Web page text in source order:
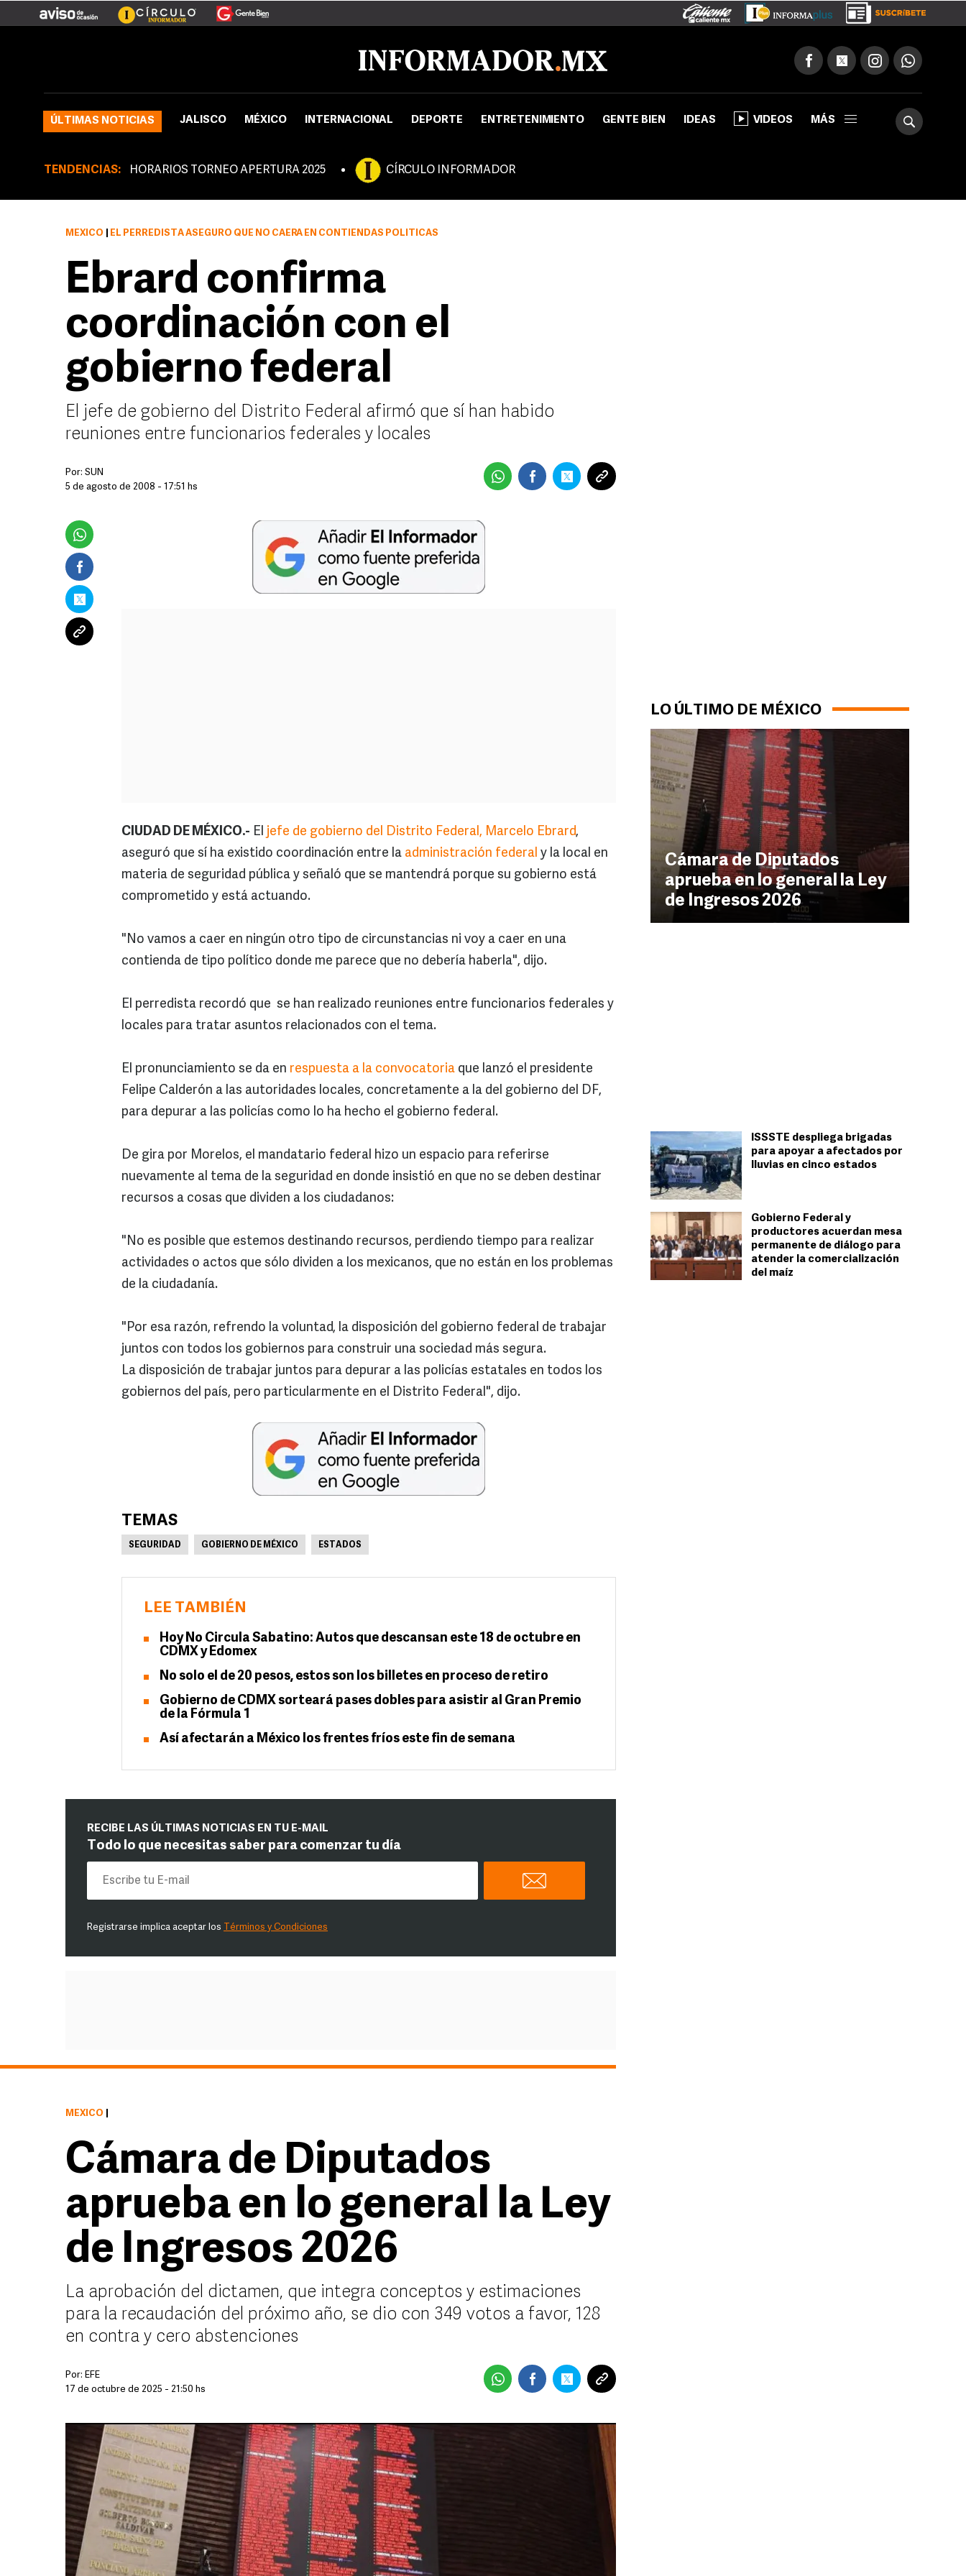
ÚLTIMAS NOTICIAS JALISCO MÉXICO INTERNACIONAL DEPORTE ENTRETENIMIENTO GENTE BIEN IDEAS VIDEOS MÁS
TENDENCIAS: HORARIOS TORNEO APERTURA 2025 CÍRCULO INFORMADOR
LO ÚLTIMO DE MÉXICO
Cámara de Diputados
aprueba en lo general la Ley
de Ingresos 2026
ISSSTE despliega brigadas
para apoyar a afectados por
lluvias en cinco estados
Gobierno Federal y
productores acuerdan mesa
permanente de diálogo para
atender la comercialización
del maíz
MÉXICO EL PERREDISTA ASEGURÓ QUE NO CAERÁ EN CONTIENDAS POLÍTICAS
Ebrard confirma
coordinación con el
gobierno federal
El jefe de gobierno del Distrito Federal afirmó que sí han habido
reuniones entre funcionarios federales y locales
Por: SUN
5 de agosto de 2008 - 17:51 hs
CIUDAD DE MÉXICO.- El jefe de gobierno del Distrito Federal, Marcelo Ebrard,
aseguró que sí ha existido coordinación entre la administración federal y la local en
materia de seguridad pública y señaló que se mantendrá porque su gobierno está
comprometido y está actuando.
"No vamos a caer en ningún otro tipo de circunstancias ni voy a caer en una
contienda de tipo político donde me parece que no debería haberla", dijo.
El perredista recordó que se han realizado reuniones entre funcionarios federales y
locales para tratar asuntos relacionados con el tema.
El pronunciamiento se da en respuesta a la convocatoria que lanzó el presidente
Felipe Calderón a las autoridades locales, concretamente a la del gobierno del DF,
para depurar a las policías como lo ha hecho el gobierno federal.
De gira por Morelos, el mandatario federal hizo un espacio para referirse
nuevamente al tema de la seguridad en donde insistió en que no se deben destinar
recursos a cosas que dividen a los ciudadanos:
"No es posible que estemos destinando recursos, perdiendo tiempo para realizar
actividades o actos que sólo dividen a los mexicanos, que no están en los problemas
de la ciudadanía.
"Por esa razón, refrendo la voluntad, la disposición del gobierno federal de trabajar
juntos con todos los gobiernos para construir una sociedad más segura.
La disposición de trabajar juntos para depurar a las policías estatales en todos los
gobiernos del país, pero particularmente en el Distrito Federal", dijo.
TEMAS
SEGURIDAD GOBIERNO DE MÉXICO ESTADOS
LEE TAMBIÉN
Hoy No Circula Sabatino: Autos que descansan este 18 de octubre en
CDMX y Edomex
No solo el de 20 pesos, estos son los billetes en proceso de retiro
Gobierno de CDMX sorteará pases dobles para asistir al Gran Premio
de la Fórmula 1
Así afectarán a México los frentes fríos este fin de semana
RECIBE LAS ÚLTIMAS NOTICIAS EN TU E-MAIL
Todo lo que necesitas saber para comenzar tu día
Registrarse implica aceptar los Términos y Condiciones
MÉXICO
Cámara de Diputados
aprueba en lo general la Ley
de Ingresos 2026
La aprobación del dictamen, que integra conceptos y estimaciones
para la recaudación del próximo año, se dio con 349 votos a favor, 128
en contra y cero abstenciones
Por: EFE
17 de octubre de 2025 - 21:50 hs